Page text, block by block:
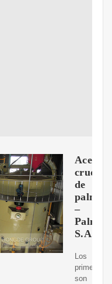
Aceite
crudo
de
palma
–
S.A.
Los
primeros
son